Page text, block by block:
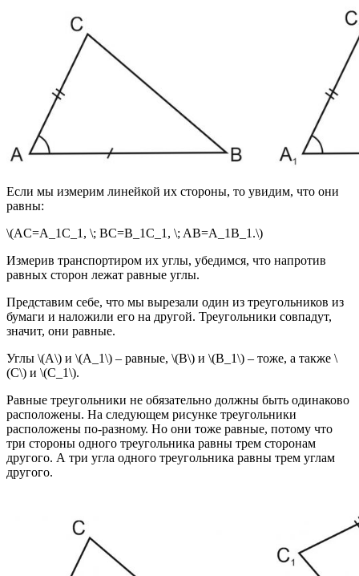
Если мы измерим линейкой их стороны, то увидим, что они
равны:
\(AC=A_1C_1, \; BC=B_1C_1, \; AB=A_1B_1.\)
Измерив транспортиром их углы, убедимся, что напротив
равных сторон лежат равные углы.
Представим себе, что мы вырезали один из треугольников из
бумаги и наложили его на другой. Треугольники совпадут,
значит, они равные.
Углы \(A\) и \(A_1\) – равные, \(B\) и \(B_1\) – тоже, а также \
(C\) и \(C_1\).
Равные треугольники не обязательно должны быть одинаково
расположены. На следующем рисунке треугольники
расположены по-разному. Но они тоже равные, потому что
три стороны одного треугольника равны трем сторонам
другого. А три угла одного треугольника равны трем углам
другого.